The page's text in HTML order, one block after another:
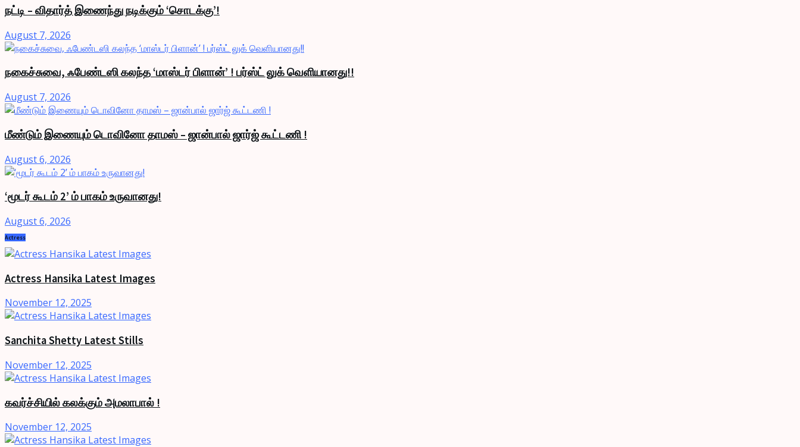
நட்டி – விதார்த் இணைந்து நடிக்கும் ‘சொடக்கு’!
August 7, 2026
நகைச்சுவை, ஃபேண்டஸி கலந்த ‘மாஸ்டர் பிளான்’ ! பர்ஸ்ட் லுக் வெளியானது!!
August 7, 2026
மீண்டும் இணையும் டொவினோ தாமஸ் – ஜான்பால் ஜார்ஜ் கூட்டணி !
August 6, 2026
‘மூடர் கூடம் 2’ ம் பாகம் உருவானது!
August 6, 2026
Actress
Actress Hansika Latest Images
November 12, 2025
Sanchita Shetty Latest Stills
November 12, 2025
கவர்ச்சியில் கலக்கும் அமலாபால் !
November 12, 2025